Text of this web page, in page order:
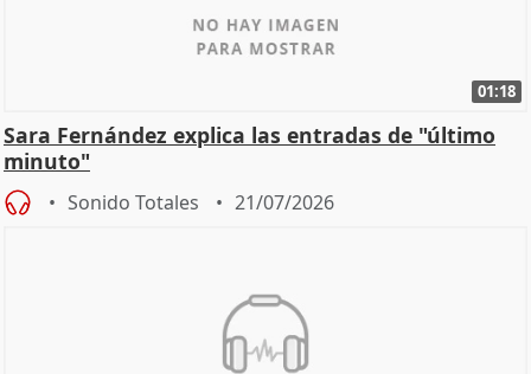
01:18
Sara Fernández explica las entradas de "último
minuto"
Sonido Totales 21/07/2026